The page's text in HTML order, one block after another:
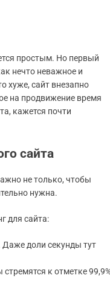
простым. Но первый
нечто неважное и
хуже, сайт внезапно
на продвижение время
кажется почти
сайта
не только, чтобы
нужна.
для сайта:
Даже доли секунды тут
к отметке